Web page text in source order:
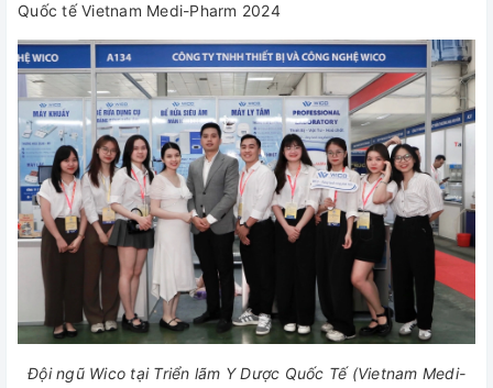
Quốc tế Vietnam Medi-Pharm 2024
Đội ngũ Wico tại Triển lãm Y Dược Quốc Tế (Vietnam Medi-